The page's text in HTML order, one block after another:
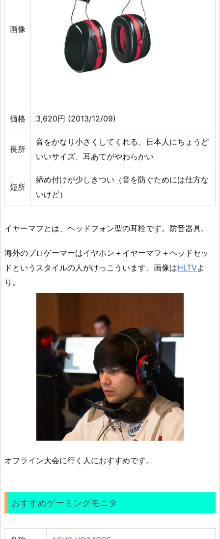
画像
価格 3,620円 (2013/12/09)
長所
音をかなり小さくしてくれる、日本人にちょうど
いいサイズ、耳あてがやわらかい
短所
締め付けが少しきつい（音を防ぐためには仕方な
いけど）
イヤーマフとは、ヘッドフォン型の耳栓です。防音器具。
海外のプロゲーマーはイヤホン＋イヤーマフ＋ヘッドセッ
ドというスタイルの人がけっこういます。画像はHLTVよ
り。
オフライン大会に行く人におすすめです。
おすすめゲーミングモニタ